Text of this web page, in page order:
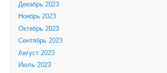
Декабрь 2023
Ноябрь 2023
Октябрь 2023
Сентябрь 2023
Август 2023
Июль 2023